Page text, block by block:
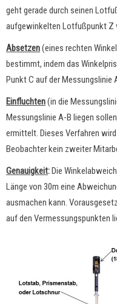
geht gerade durch seinen
aufgewinkelten Lotfußpunkt Z
Absetzen(eines rechten
bestimmt, indem das
Punkt C auf der Messungslinie
Einfluchten(in die
Messungslinie A-B liegen
ermittelt. Dieses Verfahren
Beobachter kein zweiter
Genauigkeit:Die
Länge von 30m eine
ausmachen kann.
auf den